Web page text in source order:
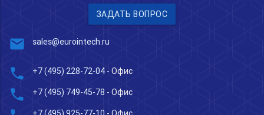
ЗАДАТЬ ВОПРОС
mail sales@eurointech.ru
phone +7 (495) 228-72-04 - Офис
phone +7 (495) 749-45-78 - Офис